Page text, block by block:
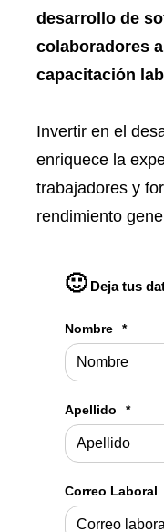
desarrollo de
colaboradores
capacitación
Invertir en el
enriquece la
trabajadores y
rendimiento
🙂Deja tus
Nombre *
Apellido *
Correo Laboral